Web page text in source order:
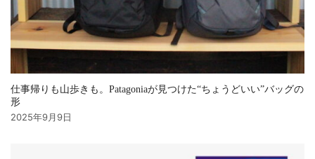
仕事帰りも山歩きも。Patagoniaが見つけた“ちょうどいい”バッグの
形
2025年9月9日